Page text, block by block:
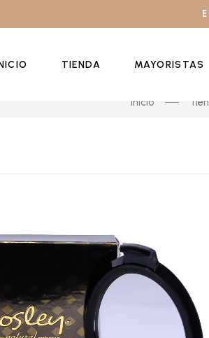
TIENDA MAYORISTAS
Inicio